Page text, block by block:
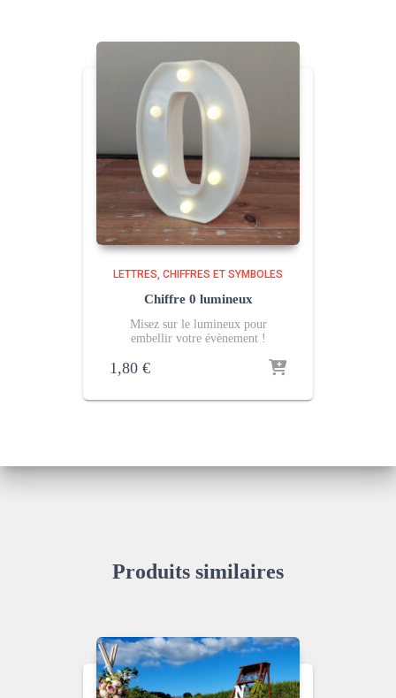
LETTRES, CHIFFRES ET SYMBOLES
Chiffre 0 lumineux
Misez sur le lumineux pour
embellir votre évènement !
1,80 €
Produits similaires